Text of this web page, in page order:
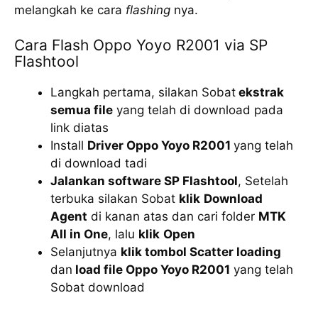
melangkah ke cara flashing nya.
Cara Flash Oppo Yoyo R2001 via SP
Flashtool
Langkah pertama, silakan Sobat ekstrak
semua file yang telah di download pada
link diatas
Install Driver Oppo Yoyo R2001 yang telah
di download tadi
Jalankan software SP Flashtool, Setelah
terbuka silakan Sobat klik Download
Agent di kanan atas dan cari folder MTK
All in One, lalu klik Open
Selanjutnya klik tombol Scatter loading
dan load file Oppo Yoyo R2001 yang telah
Sobat download